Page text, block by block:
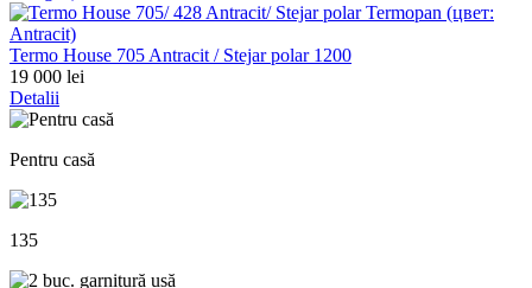
Termo House 705 Antracit / Stejar polar 1200
19 000 lei
Detalii
Pentru casă
135